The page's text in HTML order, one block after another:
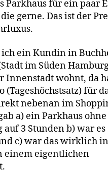
Parkhaus für ein paar
gerne. Das ist der
ich ein Kundin in
im Süden
Innenstadt wohnt, da
(Tageshöchstsatz) für
nebenan im
a) ein Parkhaus
auf 3 Stunden b) war es
c) war das wirklich
einem eigentlichen